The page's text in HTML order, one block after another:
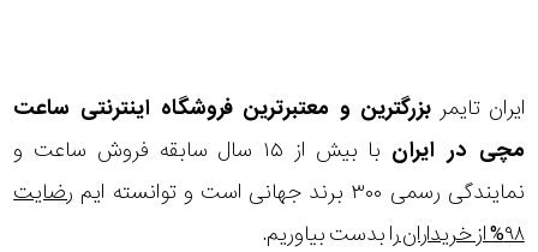
ایران تایمر بزرگترین و معتبرترین فروشگاه اینترنتی ساعت
مچی در ایران
با بیش از ۱۵ سال سابقه فروش ساعت و
نمایندگی رسمی ۳۰۰ برند جهانی است و توانسته ایم
رضایت
۹۸% از خریداران
را بدست بیاوریم.
در
برابر